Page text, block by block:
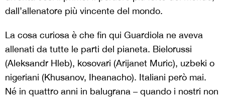
dall’allenatore più vincente del mondo.
La cosa curiosa è che fin qui Guardiola ne aveva
allenati da tutte le parti del pianeta. Bielorussi
(Aleksandr Hleb), kosovari (Arijanet Muric), uzbeki o
nigeriani (Khusanov, Iheanacho). Italiani però mai.
Né in quattro anni in balugrana – quando i nostri non